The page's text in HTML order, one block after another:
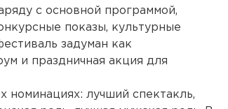
с основной программой,
показы, культурные
задуман как
и праздничная акция для
номинациях: лучший спектакль,